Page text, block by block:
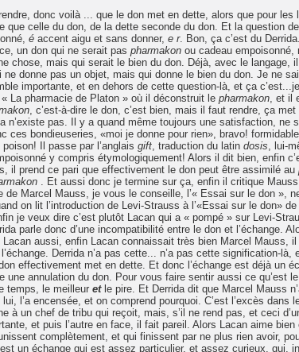
donc voilà ... que le don met en dette, alors que pour
que celle du don, de la dette seconde du don. Et la question
é accent aigu et sans donner, e r. Bon, ça c’est du
un don qui ne serait pas pharmakon ou cadeau
chose, mais qui serait le bien du don. Déjà, avec le langage,
donne pas un objet, mais qui donne le bien du don. Je ne
importante, et en dehors de cette question-là, et ça
La pharmacie de Platon » où il déconstruit le pharmakon, et il
, c’est-à-dire le don, c’est bien, mais il faut rendre, ça
n’existe pas. Il y a quand même toujours une satisfaction,
ces bondieuseries, «moi je donne pour rien», bravo!
Il passe par l’anglais gift, traduction du latin dosis, lui-
y compris étymologiquement! Alors il dit bien, enfin
il prend ce pari que effectivement le don peut être assimilé au
. Et aussi donc je termine sur ça, enfin il critique
Marcel Mauss, je vous le conseille, l’« Essai sur le don »,
on lit l’introduction de Levi-Strauss à l’«Essai sur le don»
je veux dire c’est plutôt Lacan qui a « pompé » sur Levi-
parle donc d’une incompatibilité entre le don et l’échange.
Lacan aussi, enfin Lacan connaissait très bien Marcel Mauss,
Derrida n’a pas cette... n’a pas cette signification-là,
effectivement met en dette. Et donc l’échange est déjà un
une annulation du don. Pour vous faire sentir aussi ce qu’est le
temps, le meilleur etle pire. Et Derrida dit que Marcel Mauss
l’a encensée, et on comprend pourquoi. C’est l’excès
à un chef de tribu qui reçoit, mais, s’il ne rend pas, et ceci
et puis l’autre en face, il fait pareil. Alors Lacan aime bien
complètement, et qui finissent par ne plus rien avoir,
un échange qui est assez particulier, et assez curieux, qui,